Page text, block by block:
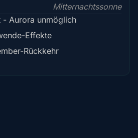
Mitternachtssonne
- Aurora unmöglich
Effekte
Rückkehr